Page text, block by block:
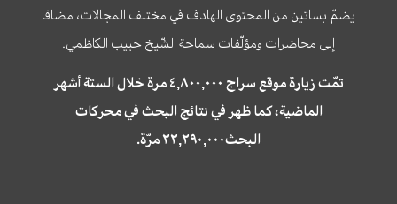
يضمّ بساتين من المحتوى الهادف في مختلف المجالات، مضافا
إلى محاضرات ومؤلّفات سماحة الشّيخ حبيب الكاظمي.
تمّت زيارة موقع سراج ٤,٨٠٠,٠٠٠ مرة خلال الستة أشهر
الماضية، كما ظهر في نتائج البحث في محركات
البحث٢٢,٢٩٠,٠٠٠ مرّة.